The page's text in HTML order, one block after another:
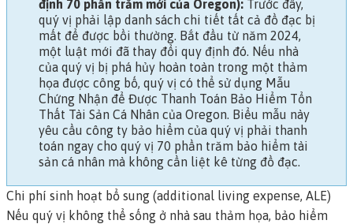
định 70 phần trăm mới của Oregon): Trước đây,
quý vị phải lập danh sách chi tiết tất cả đồ đạc bị
mất để được bồi thường. Bắt đầu từ năm 2024,
một luật mới đã thay đổi quy định đó. Nếu nhà
của quý vị bị phá hủy hoàn toàn trong một thảm
họa được công bố, quý vị có thể sử dụng Mẫu
Chứng Nhận để Được Thanh Toán Bảo Hiểm Tổn
Thất Tài Sản Cá Nhân của Oregon. Biểu mẫu này
yêu cầu công ty bảo hiểm của quý vị phải thanh
toán ngay cho quý vị 70 phần trăm bảo hiểm tài
sản cá nhân mà không cần liệt kê từng đồ đạc.
Chi phí sinh hoạt bổ sung (additional living expense, ALE)
Nếu quý vị không thể sống ở nhà sau thảm họa, bảo hiểm